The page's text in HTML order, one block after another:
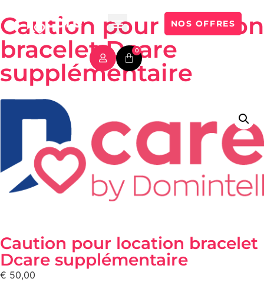
NOS OFFRES
0
Caution pour location
bracelet Dcare
supplémentaire
Caution pour location bracelet
Dcare supplémentaire
€ 50,00